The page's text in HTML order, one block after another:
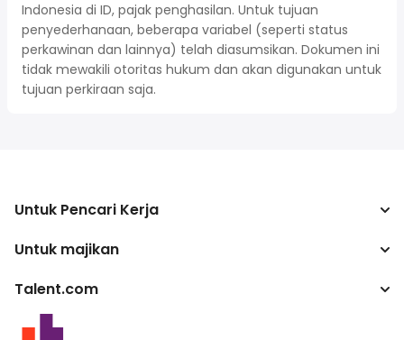
Indonesia di ID, pajak penghasilan. Untuk tujuan
penyederhanaan, beberapa variabel (seperti status
perkawinan dan lainnya) telah diasumsikan. Dokumen ini
tidak mewakili otoritas hukum dan akan digunakan untuk
tujuan perkiraan saja.
Untuk Pencari Kerja
Mencari pekerjaan
Untuk majikan
Perusahaan
Talent.com
Lebih banyak negara